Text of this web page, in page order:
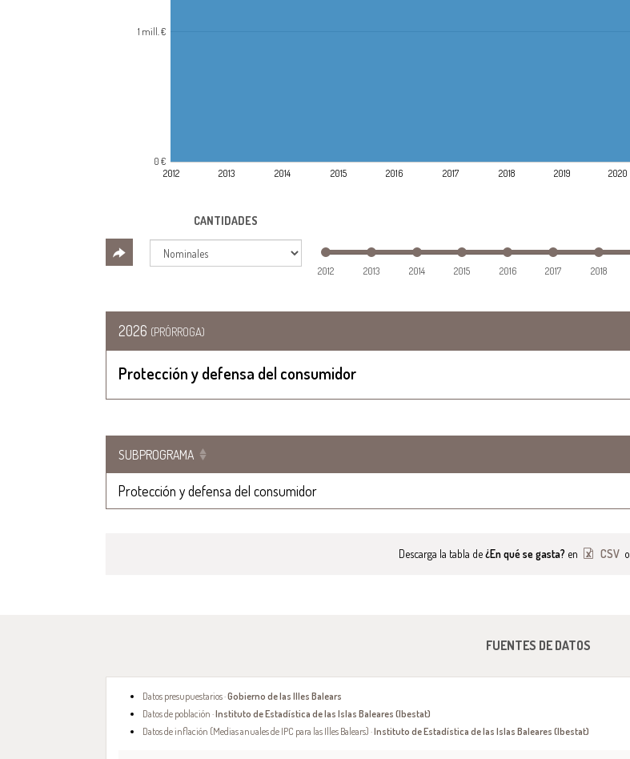
2012 2013 2014 2015 2016 2017 2018 2019 2020
0 €
1 mill. €
CANTIDADES
2012 2013 2014 2015 2016 2017 2018
2026 (PRÓRROGA)
Protección y defensa del consumidor
SUBPROGRAMA
Protección y defensa del consumidor
Descarga la tabla de¿En qué se gasta?en CSV o
FUENTES DE DATOS
Datos presupuestarios ·Gobierno de las Illes Balears
Datos de población ·Instituto de Estadística de las Islas Baleares (Ibestat)
Datos de inflación (Medias anuales de IPC para las Illes Balears) ·Instituto de Estadística de las Islas Baleares (Ibestat)